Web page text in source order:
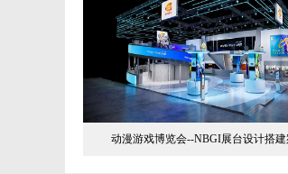
动漫游戏博览会--NBGI展台设计搭建